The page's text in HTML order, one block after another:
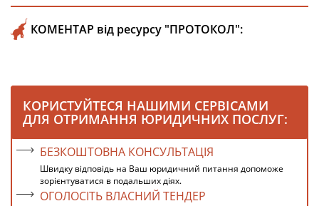
КОМЕНТАР від ресурсу "ПРОТОКОЛ":
КОРИСТУЙТЕСЯ НАШИМИ СЕРВІСАМИ
ДЛЯ ОТРИМАННЯ ЮРИДИЧНИХ ПОСЛУГ:
БЕЗКОШТОВНА КОНСУЛЬТАЦІЯ
Швидку відповідь на Ваш юридичний питання допоможе
зорієнтуватися в подальших діях.
ОГОЛОСІТЬ ВЛАСНИЙ ТЕНДЕР